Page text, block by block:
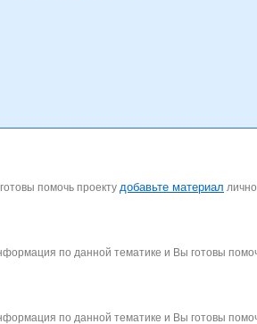
помочь проекту добавьте материал лично
по данной тематике и Вы готовы
по данной тематике и Вы готовы